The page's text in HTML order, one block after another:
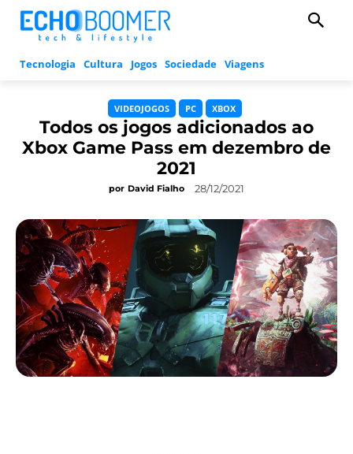
Tecnologia Cultura Jogos Sociedade Viagens
VIDEOJOGOS PC XBOX
Todos os jogos adicionados ao
Xbox Game Pass em dezembro de
2021
por David Fialho 28/12/2021